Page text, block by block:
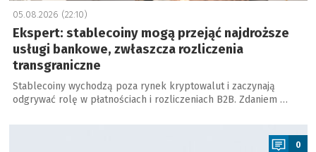
05.08.2026 (22:10)
Ekspert: stablecoiny mogą przejąć najdroższe
usługi bankowe, zwłaszcza rozliczenia
transgraniczne
Stablecoiny wychodzą poza rynek kryptowalut i zaczynają
odgrywać rolę w płatnościach i rozliczeniach B2B. Zdaniem …
a
0